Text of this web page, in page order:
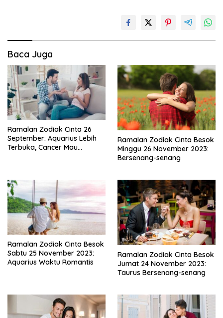
Baca Juga
Ramalan Zodiak Cinta 26
September: Aquarius Lebih
Terbuka, Cancer Mau
Ramalan Zodiak Cinta Besok
Minggu 26 November 2023:
Bersenang-senang
Ramalan Zodiak Cinta Besok
Sabtu 25 November 2023:
Aquarius Waktu Romantis
Ramalan Zodiak Cinta Besok
Jumat 24 November 2023:
Taurus Bersenang-senang